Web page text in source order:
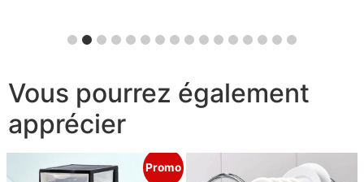
Vous pourrez également
apprécier
Promo